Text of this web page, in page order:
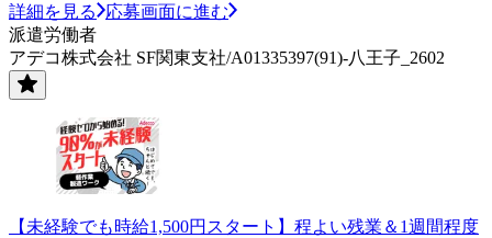
詳細を見る
応募画面に進む
派遣労働者
アデコ株式会社 SF関東支社/A01335397(91)-八王子_2602
【未経験でも時給1,500円スタート】程よい残業＆1週間程度